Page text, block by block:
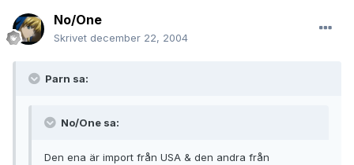
No/One
Skrivet december 22, 2004
Parn sa:
No/One sa:
Den ena är import från USA & den andra från